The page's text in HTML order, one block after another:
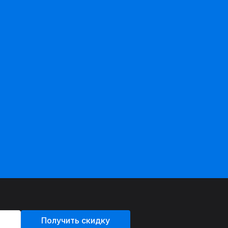
Получить скидку